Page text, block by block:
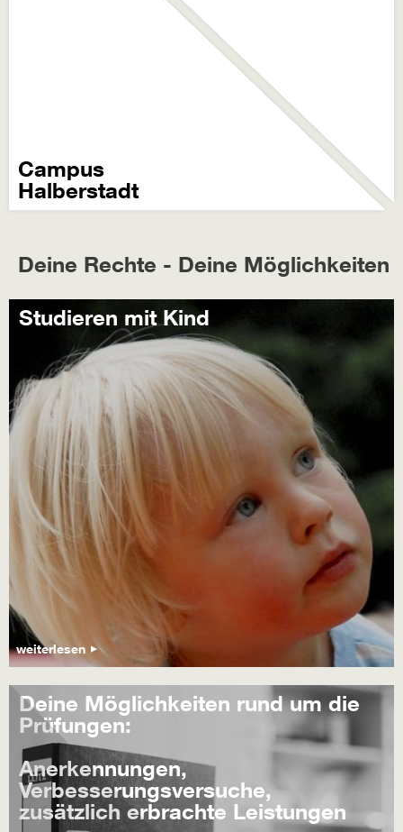
Campus
Halberstadt
Deine Rechte - Deine Möglichkeiten
Studieren mit Kind
weiterlesen
Deine Möglichkeiten rund um die
Prüfungen:
Anerkennungen,
Verbesserungsversuche,
zusätzlich erbrachte Leistungen